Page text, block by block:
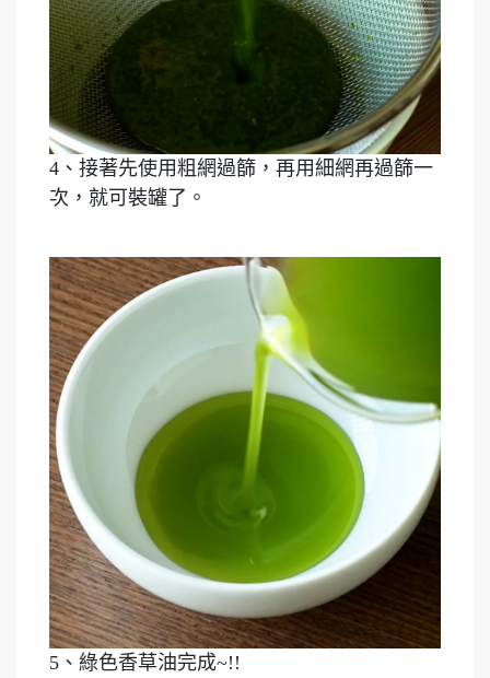
4、接著先使用粗網過篩，再用細網再過篩一
次，就可裝罐了。
5、綠色香草油完成~!!